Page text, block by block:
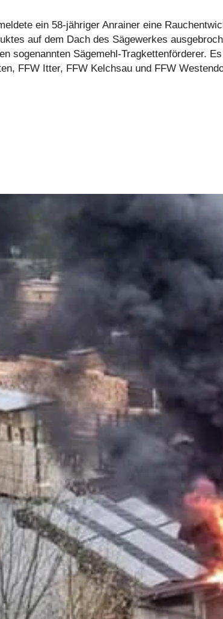
ein 58-jähriger Anrainer eine
auf dem Dach des Sägewerkes
sogenannten Sägemehl-Tragkettenförderer.
FFW Itter, FFW Kelchsau und FFW